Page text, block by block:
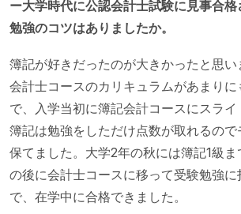
ー大学時代に公認会計士試験に見事合格
勉強のコツはありましたか。
簿記が好きだったのが大きかったと思
会計士コースのカリキュラムがあまり
で、入学当初に簿記会計コースにスライ
簿記は勉強をしただけ点数が取れるの
保てました。大学2年の秋には簿記1級
の後に会計士コースに移って受験勉強に
で、在学中に合格できました。